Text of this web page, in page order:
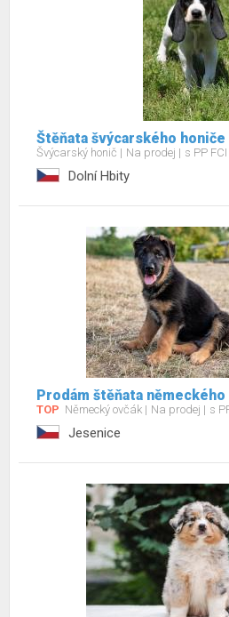
Štěňata švýcarského
Švýcarský honič Na prodej s PP FCI
Dolní Hbity
Prodám štěňata německého
TOP Německý ovčák Na prodej s
Jesenice